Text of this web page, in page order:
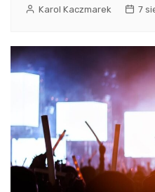
Karol Kaczmarek 7